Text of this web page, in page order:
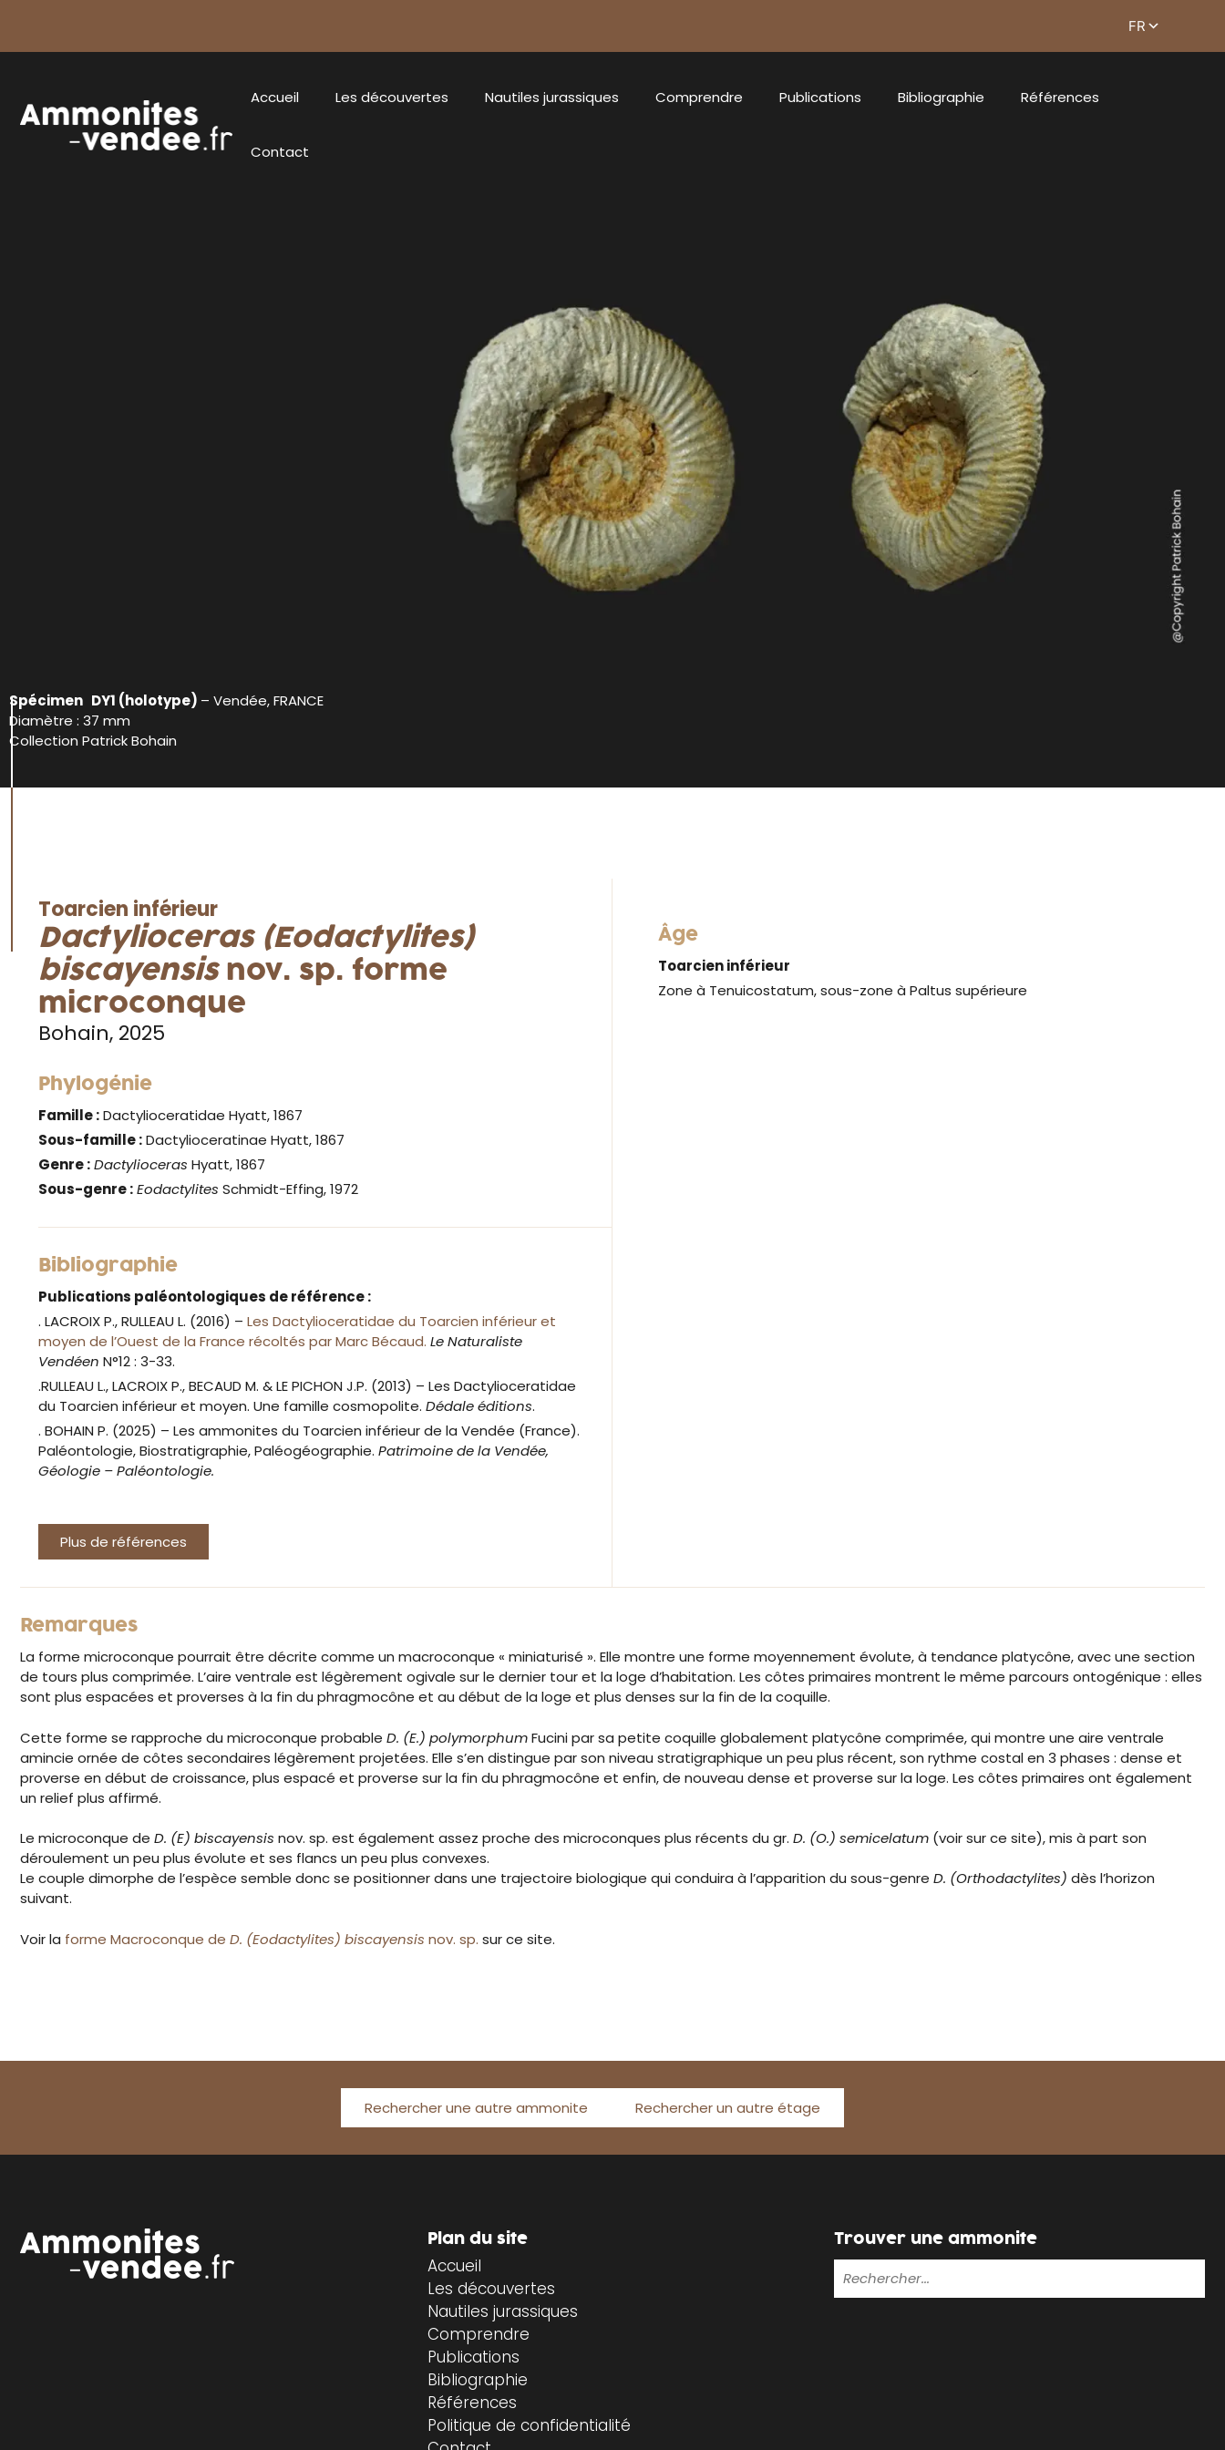
Accueil Les découvertes Nautiles jurassiques Comprendre Publications Bibliographie Références
Contact
Spécimen DY1 (holotype) – Vendée, FRANCE
Diamètre : 37 mm
Collection Patrick Bohain
Toarcien inférieur
Dactylioceras (Eodactylites)
biscayensisnov. sp. forme
microconque
Bohain, 2025
Phylogénie
Famille :Dactylioceratidae Hyatt, 1867
Sous-famille :Dactylioceratinae Hyatt, 1867
Genre :Dactylioceras Hyatt, 1867
Sous-genre :Eodactylites Schmidt-Effing, 1972
Bibliographie
Publications paléontologiques de référence :
. LACROIX P., RULLEAU L. (2016) – Les Dactylioceratidae du Toarcien inférieur et
moyen de l’Ouest de la France récoltés par Marc Bécaud. Le Naturaliste
Vendéen N°12 : 3-33.
.RULLEAU L., LACROIX P., BECAUD M. & LE PICHON J.P. (2013) – Les Dactylioceratidae
du Toarcien inférieur et moyen. Une famille cosmopolite. Dédale éditions.
. BOHAIN P. (2025) – Les ammonites du Toarcien inférieur de la Vendée (France).
Paléontologie, Biostratigraphie, Paléogéographie. Patrimoine de la Vendée,
Géologie – Paléontologie.
Plus de références
Âge
Toarcien inférieur
Zone à Tenuicostatum, sous-zone à Paltus supérieure
Remarques
La forme microconque pourrait être décrite comme un macroconque « miniaturisé ». Elle montre une forme moyennement évolute, à tendance platycône, avec une section
de tours plus comprimée. L’aire ventrale est légèrement ogivale sur le dernier tour et la loge d’habitation. Les côtes primaires montrent le même parcours ontogénique : elles
sont plus espacées et proverses à la fin du phragmocône et au début de la loge et plus denses sur la fin de la coquille.
Cette forme se rapproche du microconque probable D. (E.) polymorphumFucini par sa petite coquille globalement platycône comprimée, qui montre une aire ventrale
amincie ornée de côtes secondaires légèrement projetées. Elle s’en distingue par son niveau stratigraphique un peu plus récent, son rythme costal en 3 phases : dense et
proverse en début de croissance, plus espacé et proverse sur la fin du phragmocône et enfin, de nouveau dense et proverse sur la loge. Les côtes primaires ont également
un relief plus affirmé.
Le microconque de D. (E) biscayensis nov. sp. est également assez proche des microconques plus récents du gr. D. (O.) semicelatum (voir sur ce site), mis à part son
déroulement un peu plus évolute et ses flancs un peu plus convexes.
Le couple dimorphe de l’espèce semble donc se positionner dans une trajectoire biologique qui conduira à l’apparition du sous-genre D. (Orthodactylites) dès l’horizon
suivant.
Voir la forme Macroconque de D. (Eodactylites) biscayensis nov. sp. sur ce site.
Rechercher une autre ammonite Rechercher un autre étage
Plan du site
Accueil
Les découvertes
Nautiles jurassiques
Comprendre
Publications
Bibliographie
Références
Politique de confidentialité
Trouver une ammonite